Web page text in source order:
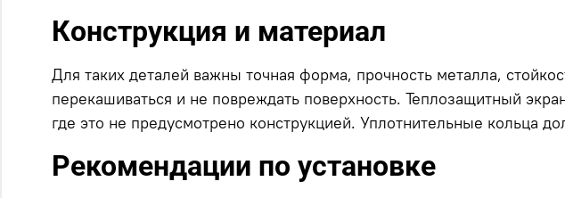
Конструкция и материал
Для таких деталей важны точная форма, прочность металла,
перекашиваться и не повреждать поверхность. Теплозащитный
где это не предусмотрено конструкцией. Уплотнительные кольца
Рекомендации по установке